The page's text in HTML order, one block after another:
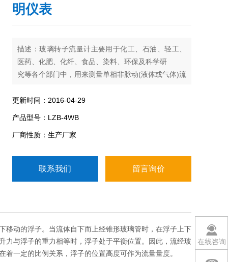
明仪表
描述：玻璃转子流量计主要用于化工、石油、轻工、
医药、化肥、化纤、食品、染料、环保及科学研
究等各个部门中，用来测量单相非脉动(液体或气体)流
性液体、气体介质流量的检测，例如强酸(*除外)、强
碱、氧化剂、强氧化性酸、有机溶剂和其它具有腐蚀
更新时间：2016-04-29
产品型号：LZB-4WB
厂商性质：生产厂家
联系我们 留言询价
移动的浮子。当流体自下而上经锥形玻璃管时，在浮子上下
力与浮子的重力相等时，浮子处于平衡位置。因此，流经玻
一定的比例关系，浮子的位置高度可作为流量量度。
在线咨询